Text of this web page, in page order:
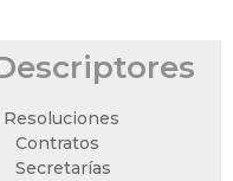
Resoluciones
Contratos
Secretarías